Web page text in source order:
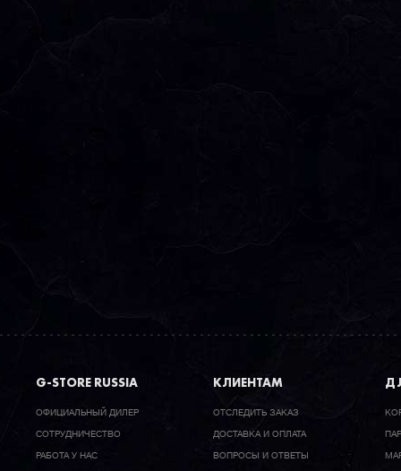
G-STORE RUSSIA
ОФИЦИАЛЬНЫЙ ДИЛЕР
CОТРУДНИЧЕСТВО
РАБОТА У НАС
КЛИЕНТАМ
ОТСЛЕДИТЬ ЗАКАЗ
ДОСТАВКА И ОПЛАТА
ВОПРОСЫ И ОТВЕТЫ